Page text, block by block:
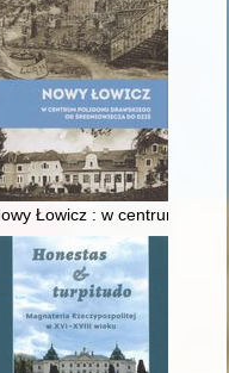
finansowy i
Łowicz : w centrum